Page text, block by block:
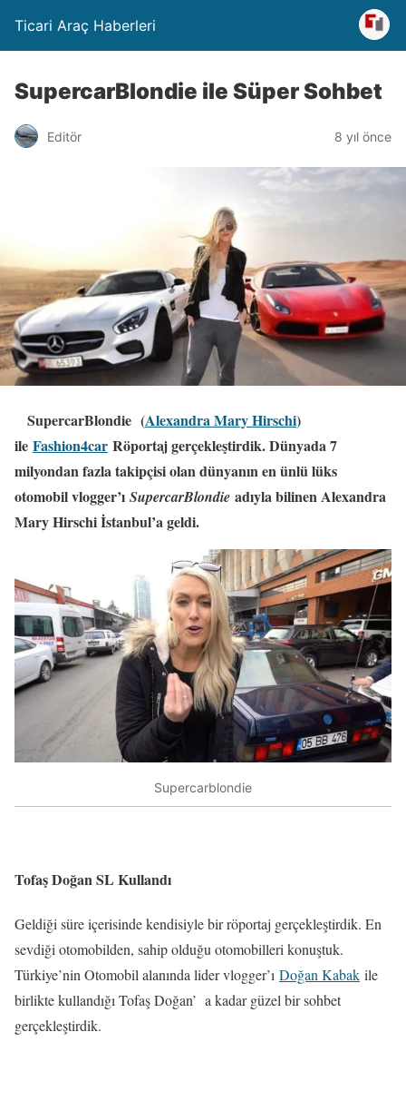
Ticari Araç Haberleri
SupercarBlondie ile Süper Sohbet
Editör 8 yıl önce
SupercarBlondie (Alexandra Mary Hirschi)
ile Fashion4car Röportaj gerçekleştirdik. Dünyada 7
milyondan fazla takipçisi olan dünyanın en ünlü lüks
otomobil vlogger’ı SupercarBlondie adıyla bilinen Alexandra
Mary Hirschi İstanbul’a geldi.
Supercarblondie
Tofaş Doğan SL Kullandı
Geldiği süre içerisinde kendisiyle bir röportaj gerçekleştirdik. En
sevdiği otomobilden, sahip olduğu otomobilleri konuştuk.
Türkiye’nin Otomobil alanında lider vlogger’ı Doğan Kabak ile
birlikte kullandığı Tofaş Doğan’ a kadar güzel bir sohbet
gerçekleştirdik.